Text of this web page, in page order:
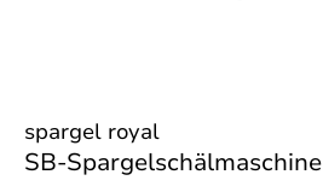
spargel royal
SB-Spargelschälmaschine